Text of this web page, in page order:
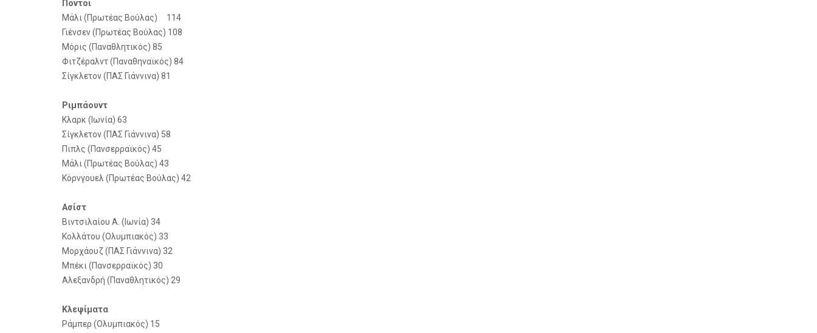
Πόντοι
Μάλι (Πρωτέας Βούλας) 114
Γιένσεν (Πρωτέας Βούλας) 108
Μόρις (Παναθλητικός) 85
Φιτζέραλντ (Παναθηναϊκός) 84
Σίγκλετον (ΠΑΣ Γιάννινα) 81
Ριμπάουντ
Κλαρκ (Ιωνία) 63
Σίγκλετον (ΠΑΣ Γιάννινα) 58
Πιπλς (Πανσερραϊκός) 45
Μάλι (Πρωτέας Βούλας) 43
Κόρνγουελ (Πρωτέας Βούλας) 42
Ασίστ
Βιντσιλαίου Α. (Ιωνία) 34
Κολλάτου (Ολυμπιακός) 33
Μορχάουζ (ΠΑΣ Γιάννινα) 32
Μπέκι (Πανσερραϊκός) 30
Αλεξανδρή (Παναθλητικός) 29
Κλεψίματα
Ράμπερ (Ολυμπιακός) 15